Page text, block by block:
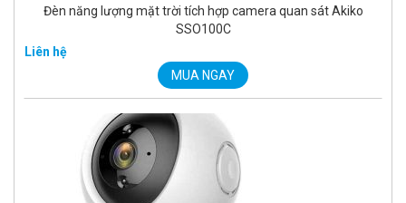
Đèn năng lượng mặt trời tích hợp camera quan sát Akiko
SSO100C
Liên hệ
MUA NGAY